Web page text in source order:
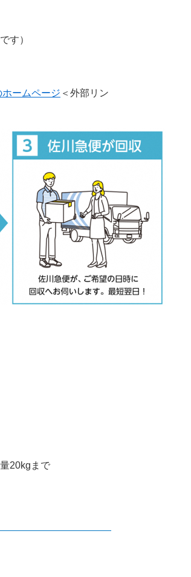
す）
ームページ ＜外部リン
20kgまで